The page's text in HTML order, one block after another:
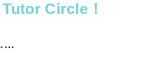
Circle！